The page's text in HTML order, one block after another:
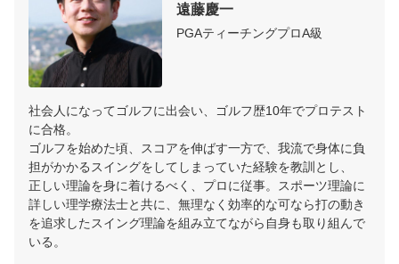
遠藤慶一
PGAティーチングプロA級
社会人になってゴルフに出会い、ゴルフ歴10年でプロテスト
に合格。
ゴルフを始めた頃、スコアを伸ばす一方で、我流で身体に負
担がかかるスイングをしてしまっていた経験を教訓とし、
正しい理論を身に着けるべく、プロに従事。スポーツ理論に
詳しい理学療法士と共に、無理なく効率的な可なら打の動き
を追求したスイング理論を組み立てながら自身も取り組んで
いる。